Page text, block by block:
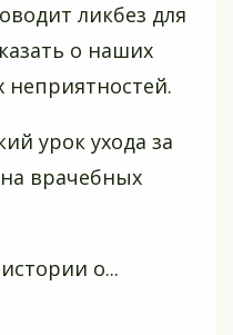
ликбез для
о наших
неприятностей.
урок ухода за
врачебных
о...